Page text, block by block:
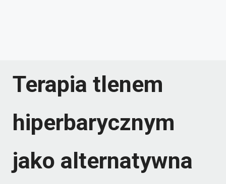
Terapia tlenem
hiperbarycznym
jako alternatywna